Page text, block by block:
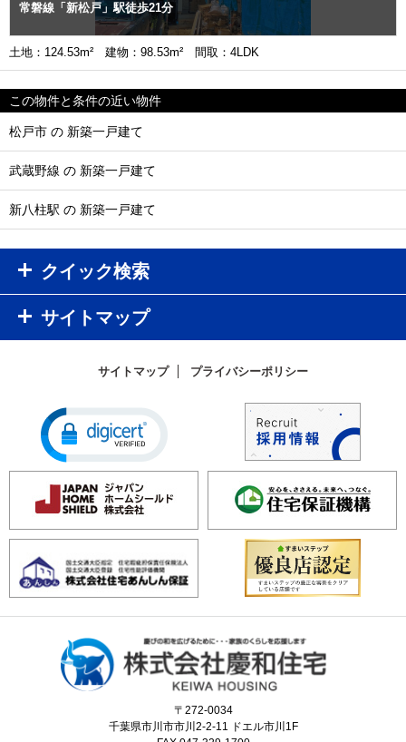
常磐線「新松戸」駅徒歩21分
土地：124.53m² 建物：98.53m² 間取：4LDK
この物件と条件の近い物件
松戸市 の 新築一戸建て
武蔵野線 の 新築一戸建て
新八柱駅 の 新築一戸建て
クイック検索
サイトマップ
サイトマップ プライバシーポリシー
〒272-0034
千葉県市川市市川2-2-11 ドエル市川1F